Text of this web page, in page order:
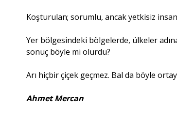
Koşturulan; sorumlu, ancak yetkisiz
Yer bölgesindeki bölgelerde, ülkeler
sonuç böyle mi olurdu?
Arı hiçbir çiçek geçmez. Bal da böyle
Ahmet Mercan